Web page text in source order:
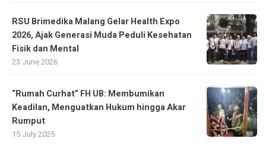
RSU Brimedika Malang Gelar Health Expo
2026, Ajak Generasi Muda Peduli Kesehatan
Fisik dan Mental
23 June 2026
“Rumah Curhat” FH UB: Membumikan
Keadilan, Menguatkan Hukum hingga Akar
Rumput
15 July 2025